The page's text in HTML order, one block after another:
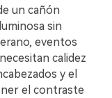
un cañón
sin
eventos
calidez
y el
el contraste